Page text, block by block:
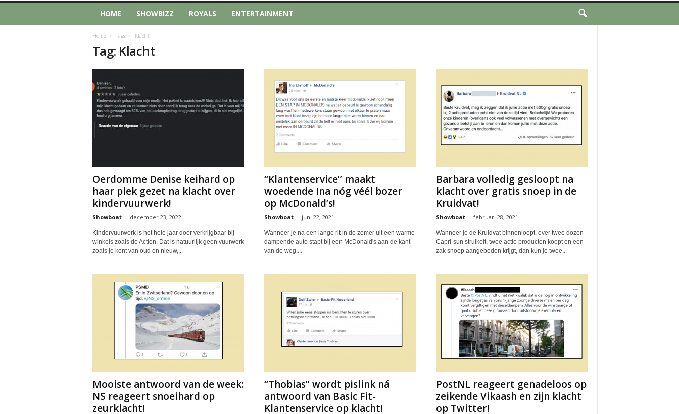
HOME SHOWBIZZ ROYALS ENTERTAINMENT
Home Tags Klacht
Tag: Klacht
Oerdomme Denise keihard op
haar plek gezet na klacht over
kindervuurwerk!
Showboat - december 23, 2022
Kindervuurwerk is het hele jaar door verkrijgbaar bij
winkels zoals de Action. Dat is natuurlijk geen vuurwerk
zoals je kent van oud en nieuw,...
“Klantenservice” maakt
woedende Ina nóg véél bozer
op McDonald’s!
Showboat - juni 22, 2021
Wanneer je na een lange rit in de zomer uit een warme
dampende auto stapt bij een McDonald's aan de kant
van de weg,...
Barbara volledig gesloopt na
klacht over gratis snoep in de
Kruidvat!
Showboat - februari 28, 2021
Wanneer je de Kruidvat binnenloopt, over twee dozen
Capri-sun struikelt, twee actie producten koopt en een
zak snoep aangeboden krijgt, dan kun je twee...
Mooiste antwoord van de week:
NS reageert snoeihard op
zeurklacht!
“Thobias” wordt pislink ná
antwoord van Basic Fit-
Klantenservice op klacht!
PostNL reageert genadeloos op
zeikende Vikaash en zijn klacht
op Twitter!